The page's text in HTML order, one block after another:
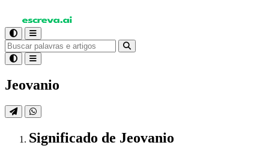
Jeovanio
Significado de Jeovanio